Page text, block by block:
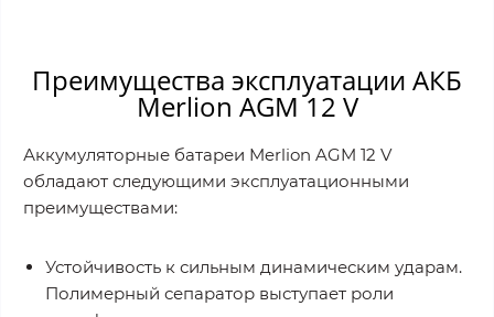
Преимущества эксплуатации АКБ
Merlion AGM 12 V
Аккумуляторные батареи Merlion AGM 12 V
обладают следующими эксплуатационными
преимуществами:
Устойчивость к сильным динамическим ударам.
Полимерный сепаратор выступает роли